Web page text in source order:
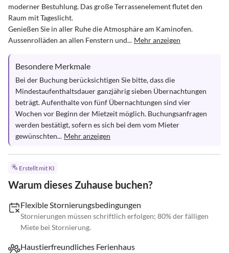
moderner Bestuhlung. Das große Terrassenelement flutet den
Raum mit Tageslicht.
Genießen Sie in aller Ruhe die Atmosphäre am Kaminofen.
Aussenrolläden an allen Fenstern und... Mehr anzeigen
Besondere Merkmale
Bei der Buchung berücksichtigen Sie bitte, dass die
Mindestaufenthaltsdauer ganzjährig sieben Übernachtungen
beträgt. Aufenthalte von fünf Übernachtungen sind vier
Wochen vor Beginn der Mietzeit möglich. Buchungsanfragen
werden bestätigt, sofern es sich bei dem vom Mieter
gewünschten... Mehr anzeigen
Erstellt mit KI
Warum dieses Zuhause buchen?
Flexible Stornierungsbedingungen
Stornierungen müssen schriftlich erfolgen; 80% der fälligen
Miete bei Stornierung.
Haustierfreundliches Ferienhaus